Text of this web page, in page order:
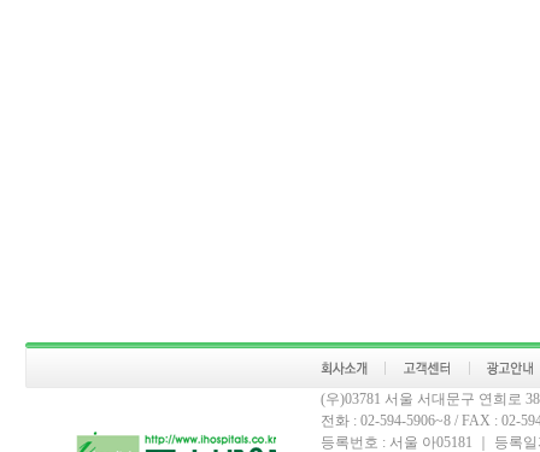
(우)03781 서울 서대문구 연희로
전화 : 02-594-5906~8 / FAX : 02-
등록번호 : 서울 아05181 ｜ 등록